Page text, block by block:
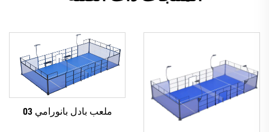
ملعب بادل بانورامي 03